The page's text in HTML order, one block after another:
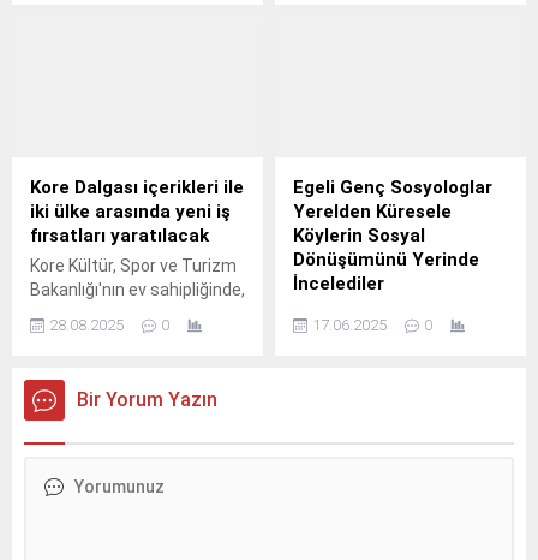
Kore Dalgası içerikleri ile
iki ülke arasında yeni iş
fırsatları yaratılacak
Kore Kültür, Spor ve Turizm
Bakanlığı'nın ev sahipliğinde,
(KOCCA) tarafından
Content Expo Türkiye’de”, 3
Eylül Çarşamba ile 5 Eylül
Merkezi'nde
28.08.2025 0
Egeli Genç Sosyologlar
Yerelden Küresele
Köylerin Sosyal
Dönüşümünü Yerinde
İncelediler
Fakültesi Sosyoloji Bölümü
17.06.2025 0
Bir Yorum Yazın